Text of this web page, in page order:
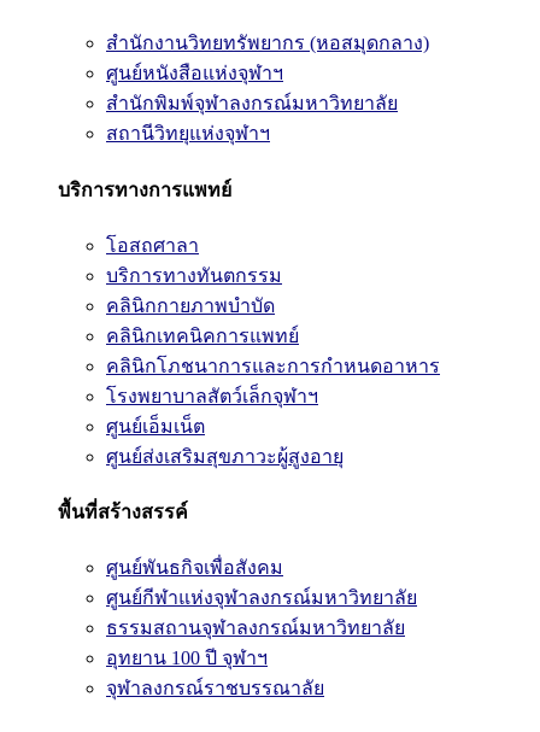
สำนักงานวิทยทรัพยากร (หอสมุดกลาง)
ศูนย์หนังสือแห่งจุฬาฯ
สำนักพิมพ์จุฬาลงกรณ์มหาวิทยาลัย
สถานีวิทยุแห่งจุฬาฯ
บริการทางการแพทย์
โอสถศาลา
บริการทางทันตกรรม
คลินิกกายภาพบำบัด
คลินิกเทคนิคการแพทย์
คลินิกโภชนาการและการกำหนดอาหาร
โรงพยาบาลสัตว์เล็กจุฬาฯ
ศูนย์เอ็มเน็ต
ศูนย์ส่งเสริมสุขภาวะผู้สูงอายุ
พื้นที่สร้างสรรค์
ศูนย์พันธกิจเพื่อสังคม
ศูนย์กีฬาแห่งจุฬาลงกรณ์มหาวิทยาลัย
ธรรมสถานจุฬาลงกรณ์มหาวิทยาลัย
อุทยาน 100 ปี จุฬาฯ
จุฬาลงกรณ์ราชบรรณาลัย